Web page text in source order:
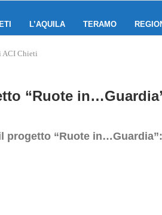
L’AQUILA TERAMO
ACI Chieti
“Ruote
progetto “Ruote in…Guardia”: